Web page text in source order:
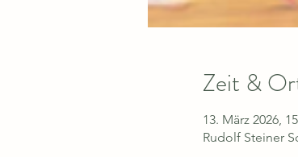
Zeit &
13. März 2026,
Rudolf Steiner